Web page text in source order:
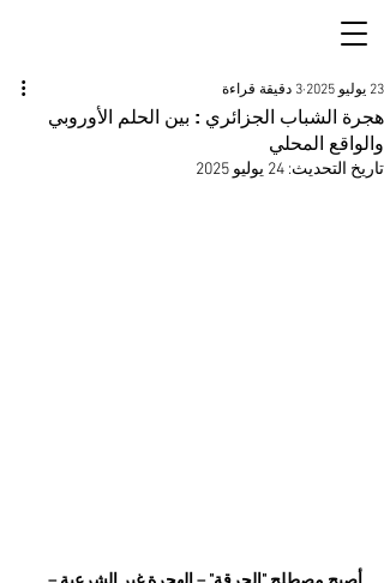
هجرة الشباب الجزائري : بين الحلم الأوروبي
والواقع المحلي
23 يوليو 2025 3 دقيقة قراءة
تاريخ التحديث: 24 يوليو 2025